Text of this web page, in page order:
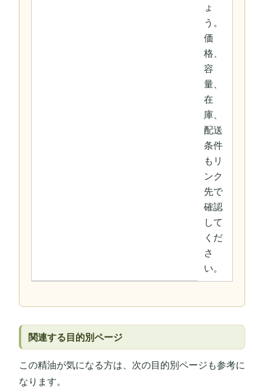
ょ
う。
価
格、
容
量、
在
庫、
配送
条件
もリ
ンク
先で
確認
して
くだ
さ
い。
関連する目的別ページ
この精油が気になる方は、次の目的別ページも参考に
なります。